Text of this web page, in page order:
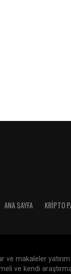
ANA SAYFA KRIPTO
ve makaleler
ve kendi